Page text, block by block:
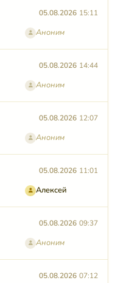
05.08.2026 15:11
Аноним
05.08.2026 14:44
Аноним
05.08.2026 12:07
Аноним
05.08.2026 11:01
Алексей
05.08.2026 09:37
Аноним
05.08.2026 07:12